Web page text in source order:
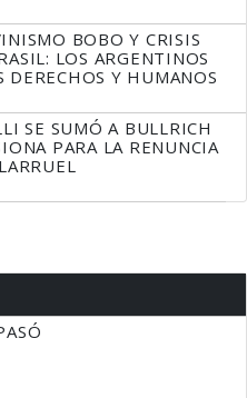
BOBO Y CRISIS
LOS ARGENTINOS
DERECHOS Y HUMANOS
SE SUMÓ A BULLRICH
PARA LA RENUNCIA